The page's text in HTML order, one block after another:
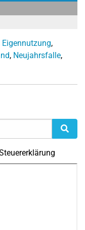
Eigennutzung,
, Neujahrsfalle,